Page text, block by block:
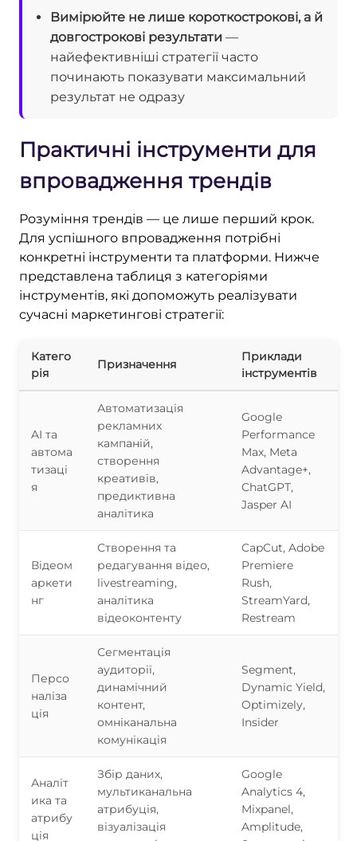
Вимірюйте не лише короткострокові, а й
довгострокові результати —
найефективніші стратегії часто
починають показувати максимальний
результат не одразу
Практичні інструменти для
впровадження трендів
Розуміння трендів — це лише перший крок.
Для успішного впровадження потрібні
конкретні інструменти та платформи. Нижче
представлена таблиця з категоріями
інструментів, які допоможуть реалізувати
сучасні маркетингові стратегії:
Катего
рія
Призначення
Приклади
інструментів
AI та
автома
тизаці
я
Автоматизація
рекламних
кампаній,
створення
креативів,
предиктивна
аналітика
Google
Performance
Max, Meta
Advantage+,
ChatGPT,
Jasper AI
Відеом
аркети
нг
Створення та
редагування відео,
livestreaming,
аналітика
відеоконтенту
CapCut, Adobe
Premiere
Rush,
StreamYard,
Restream
Персо
наліза
ція
Сегментація
аудиторії,
динамічний
контент,
омніканальна
комунікація
Segment,
Dynamic Yield,
Optimizely,
Insider
Аналіт
ика та
атрибу
ція
Збір даних,
мультиканальна
атрибуція,
візуалізація
Google
Analytics 4,
Mixpanel,
Amplitude,